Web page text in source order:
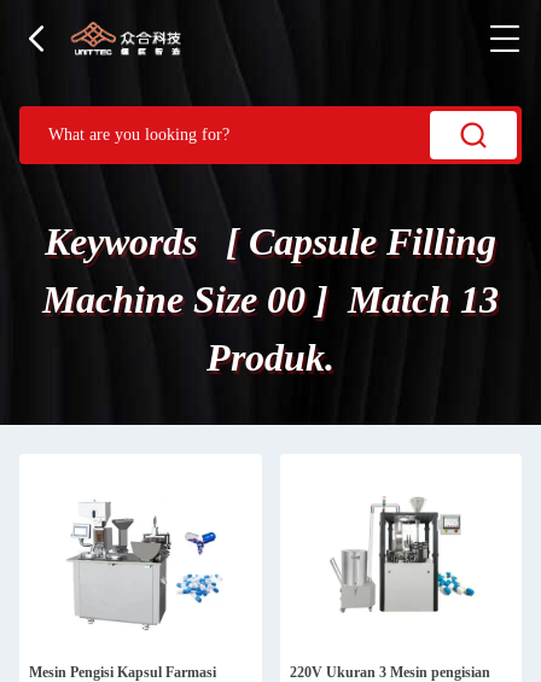
Keywords [ Capsule Filling
Machine Size 00 ] Match 13
Produk.
Mesin Pengisi Kapsul Farmasi
220V Ukuran 3 Mesin pengisian